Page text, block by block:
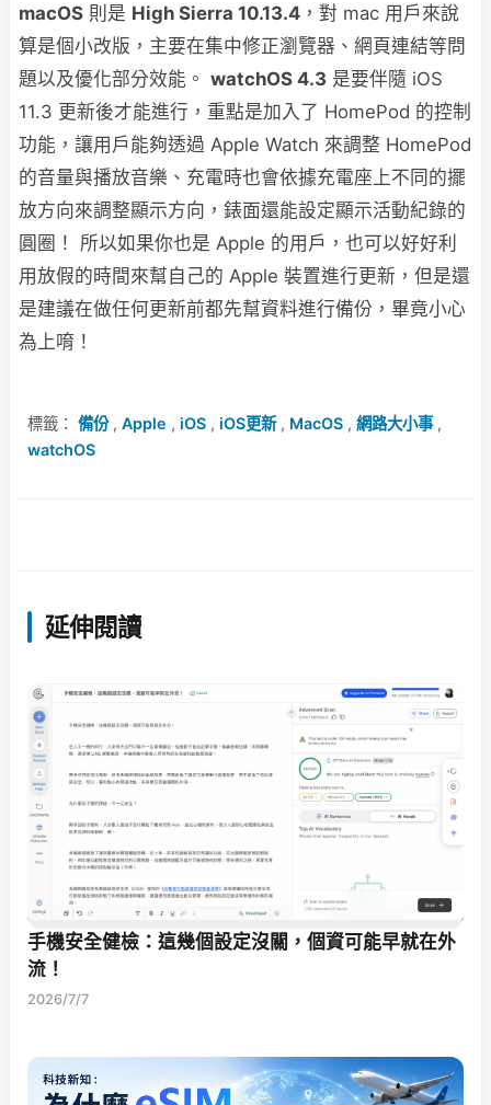
macOS 則是 High Sierra 10.13.4 ，對 mac 用戶來說
算是個小改版，主要在集中修正瀏覽器、網頁連結等問
題以及優化部分效能。 watchOS 4.3 是要伴隨 iOS
11.3 更新後才能進行，重點是加入了 HomePod 的控制
功能，讓用戶能夠透過 Apple Watch 來調整 HomePod
的音量與播放音樂、充電時也會依據充電座上不同的擺
放方向來調整顯示方向，錶面還能設定顯示活動紀錄的
圓圈！ 所以如果你也是 Apple 的用戶，也可以好好利
用放假的時間來幫自己的 Apple 裝置進行更新，但是還
是建議在做任何更新前都先幫資料進行備份，畢竟小心
為上唷！
標籤： 備份, Apple , iOS , iOS更新, MacOS , 網路大小事,
watchOS
延伸閱讀
手機安全健檢：這幾個設定沒關，個資可能早就在外
流！
2026/7/7